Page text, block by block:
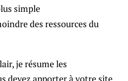
simple
des ressources du
je résume les